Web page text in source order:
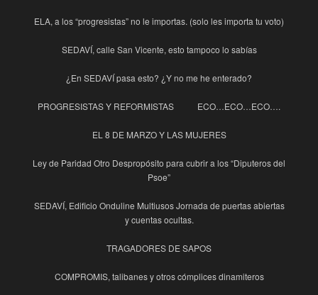
ELA, a los “progresistas” no le importas. (solo les importa tu voto)
SEDAVÍ, calle San Vicente, esto tampoco lo sabías
¿En SEDAVÍ pasa esto? ¿Y no me he enterado?
PROGRESISTAS Y REFORMISTAS ECO…ECO…ECO….
EL 8 DE MARZO Y LAS MUJERES
Ley de Paridad Otro Despropósito para cubrir a los “Diputeros del
Psoe”
SEDAVÍ, Edificio Onduline Multiusos Jornada de puertas abiertas
y cuentas ocultas.
TRAGADORES DE SAPOS
COMPROMIS, talibanes y otros cómplices dinamiteros